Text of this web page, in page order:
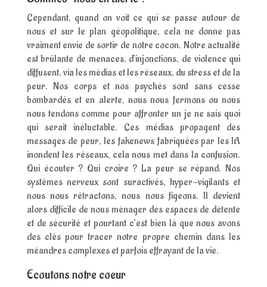
Cependant, quand on voit ce qui se passe autour de
nous et sur le plan géopolitique, cela ne donne pas
vraiment envie de sortir de notre cocon. Notre actualité
est brûlante de menaces, d’injonctions, de violence qui
diffusent, via les médias et les réseaux, du stress et de la
peur. Nos corps et nos psychés sont sans cesse
bombardés et en alerte, nous nous fermons ou nous
nous tendons comme pour affronter un je ne sais quoi
qui serait inéluctable. Ces médias propagent des
messages de peur, les fakenews fabriquées par les IA
inondent les réseaux, cela nous met dans la confusion.
Qui écouter ? Qui croire ? La peur se répand. Nos
systèmes nerveux sont suractivés, hyper-vigilants et
nous nous rétractons, nous nous figeons. Il devient
alors difficile de nous ménager des espaces de détente
et de sécurité et pourtant c’est bien là que nous avons
des clés pour tracer notre propre chemin dans les
méandres complexes et parfois effrayant de la vie.
Ecoutons notre coeur